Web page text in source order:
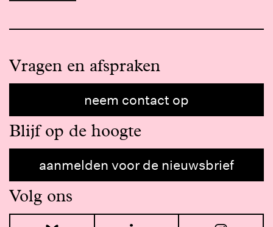
Vragen en afspraken
neem contact op
Blijf op de hoogte
aanmelden voor de nieuwsbrief
Volg ons